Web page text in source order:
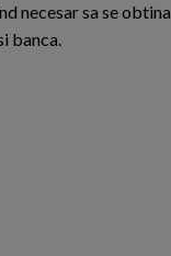
necesar sa se obtina
banca.